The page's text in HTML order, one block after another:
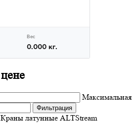
Максимальная
Фильтрация
латунные ALTStream